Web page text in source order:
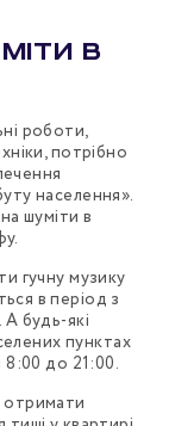
в
роботи,
потрібно
населення».
шуміти в
гучну музику
в період з
будь-які
пунктах
8:00 до 21:00.
отримати